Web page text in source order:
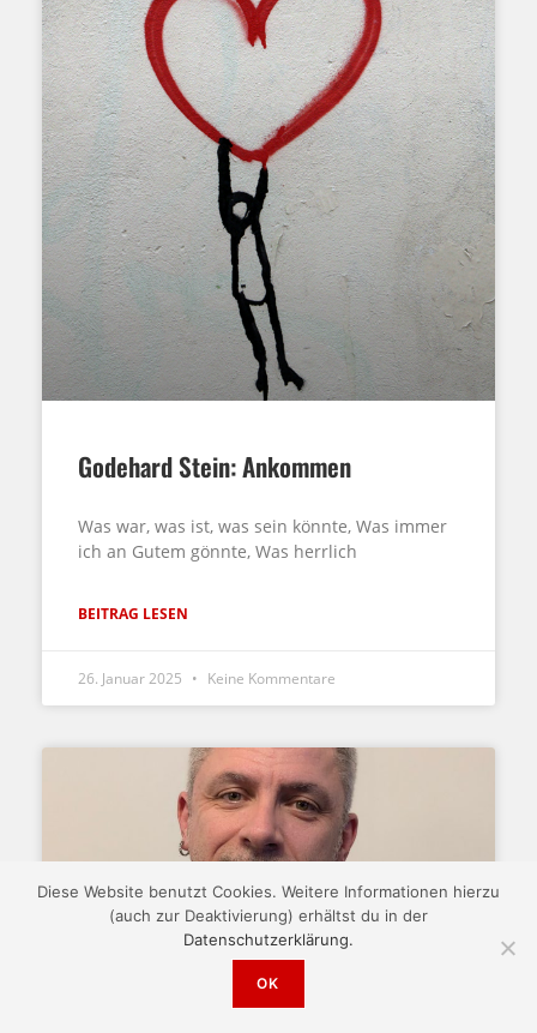
Godehard Stein: Ankommen
Was war, was ist, was sein könnte, Was immer
ich an Gutem gönnte, Was herrlich
BEITRAG LESEN
26. Januar 2025 Keine Kommentare
Diese Website benutzt Cookies. Weitere Informationen hierzu
(auch zur Deaktivierung) erhältst du in der
Datenschutzerklärung.
OK